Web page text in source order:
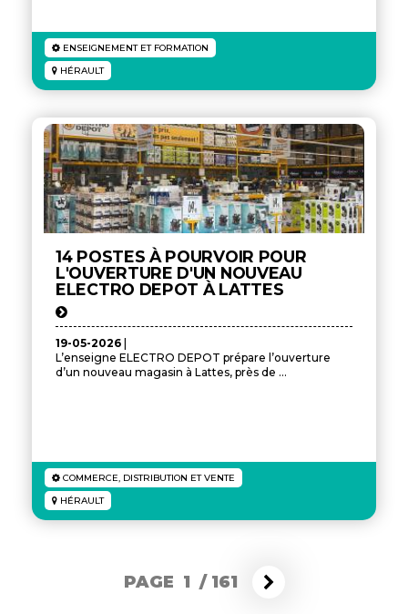
ENSEIGNEMENT ET FORMATION
HÉRAULT
14 POSTES À POURVOIR POUR
L'OUVERTURE D'UN NOUVEAU
ELECTRO DEPOT À LATTES
19-05-2026
L’enseigne ELECTRO DEPOT prépare l’ouverture
d’un nouveau magasin à Lattes, près de ...
COMMERCE, DISTRIBUTION ET VENTE
HÉRAULT
PAGE 1 / 161